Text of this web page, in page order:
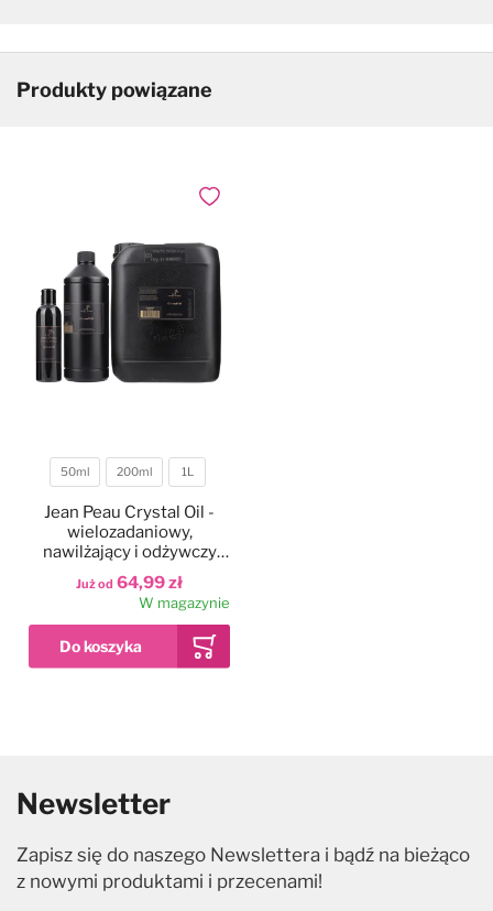
Produkty powiązane
Pojemność
50ml 200ml 1L
Już od 64,99 zł
Jean Peau Crystal Oil -
wielozadaniowy,
nawilżający i odżywczy
olejek do pielęgnacji
sierści zwierząt
W magazynie
Dodaj do ulubionych
Newsletter
Zapisz się do naszego Newslettera i bądź na bieżąco
z nowymi produktami i przecenami!